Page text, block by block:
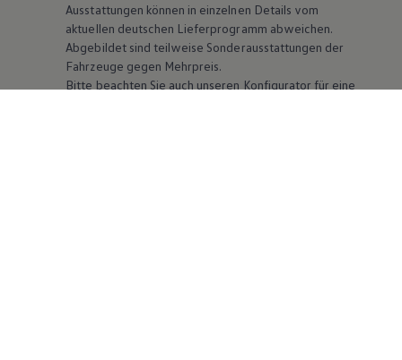
Ausstattungen können in einzelnen Details vom
aktuellen deutschen Lieferprogramm abweichen.
Abgebildet sind teilweise Sonderausstattungen der
Fahrzeuge gegen Mehrpreis.
Bitte beachten Sie auch unseren Konfigurator für eine